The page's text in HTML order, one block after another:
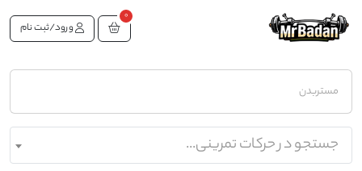
0
ورود/ثبت نام
مستربدن
جستجو در حرکات تمرینی...